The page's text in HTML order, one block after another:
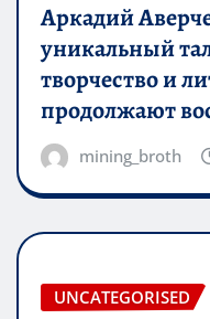
Аркадий
уникальный
творчество и
продолжают
mining_broth
UNCATEGORISED